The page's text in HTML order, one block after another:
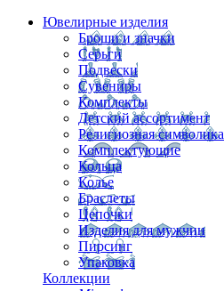
Ювелирные изделия
Броши и значки
Серьги
Подвески
Сувениры
Комплекты
Детский ассортимент
Религиозная символика
Комплектующие
Кольца
Колье
Браслеты
Цепочки
Изделия для мужчин
Пирсинг
Упаковка
Коллекции